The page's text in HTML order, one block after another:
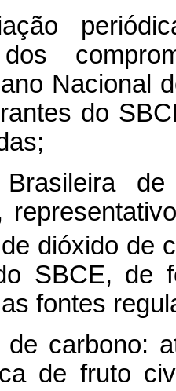
dos
Nacional
do
de
dióxido de
SBCE, de
fontes
carbono:
de fruto